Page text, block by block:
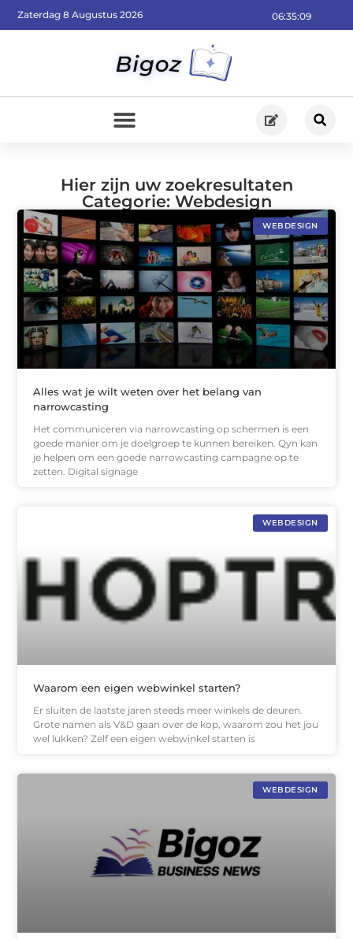
06:35:09
Zaterdag 8 Augustus 2026
Hier zijn uw zoekresultaten
Categorie: Webdesign
WEBDESIGN
Alles wat je wilt weten over het belang van
narrowcasting
Het communiceren via narrowcasting op schermen is een
goede manier om je doelgroep te kunnen bereiken. Qyn kan
je helpen om een goede narrowcasting campagne op te
zetten. Digital signage
WEBDESIGN
Waarom een eigen webwinkel starten?
Er sluiten de laatste jaren steeds meer winkels de deuren.
Grote namen als V&D gaan over de kop, waarom zou het jou
wel lukken? Zelf een eigen webwinkel starten is
WEBDESIGN